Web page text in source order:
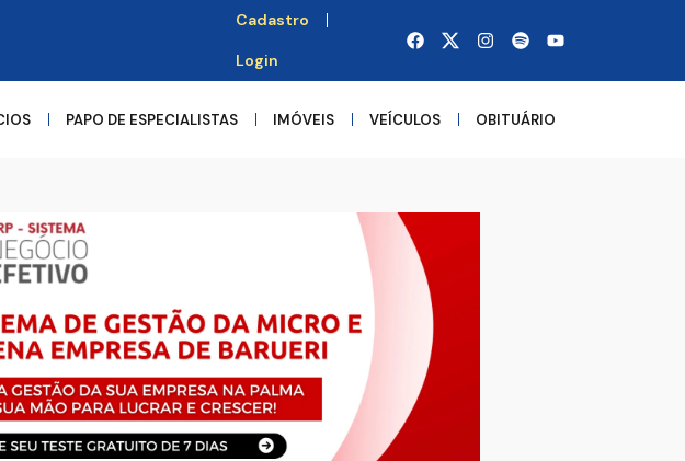
Cadastro
Login
PAPO DE ESPECIALISTAS IMÓVEIS VEÍCULOS OBITUÁRIO